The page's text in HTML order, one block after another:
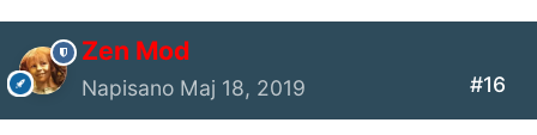
Zen Mod
Napisano Maj 18, 2019 #16